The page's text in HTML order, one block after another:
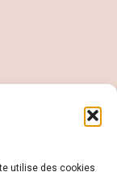
utilise des cookies